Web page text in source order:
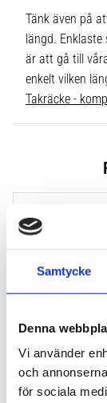
Samtycke
Denna
Vi använder
och
för sociala
Tänk även på
längd.
är att gå till
enkelt vilken
Takräcke -
THULE CLAMP
PACK 710500